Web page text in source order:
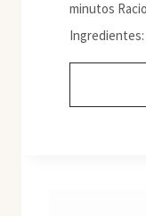
minutos
Ingredientes: